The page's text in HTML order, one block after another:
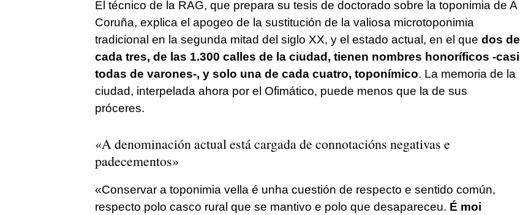
El técnico de la RAG, que prepara su tesis de doctorado sobre la toponimia de A
Coruña, explica el apogeo de la sustitución de la valiosa microtoponimia
tradicional en la segunda mitad del siglo XX, y el estado actual, en el que dos de
cada tres, de las 1.300 calles de la ciudad, tienen nombres honoríficos -casi
todas de varones-, y solo una de cada cuatro, toponímico. La memoria de la
ciudad, interpelada ahora por el Ofimático, puede menos que la de sus
próceres.
«A denominación actual está cargada de connotacións negativas e
padecementos»
«Conservar a toponimia vella é unha cuestión de respecto e sentido común,
respecto polo casco rural que se mantivo e polo que desapareceu. É moi